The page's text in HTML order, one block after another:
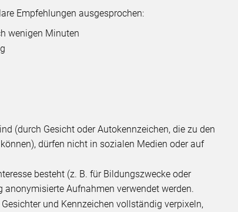
Empfehlungen ausgesprochen:
wenigen Minuten
(durch Gesicht oder Autokennzeichen, die zu den
dürfen nicht in sozialen Medien oder auf
besteht (z. B. für Bildungszwecke oder
Aufnahmen verwendet werden.
und Kennzeichen vollständig verpixeln,